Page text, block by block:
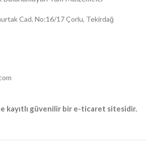
Cad. No:16/17 Çorlu, Tekirdağ
kayıtlı güvenilir bir e-ticaret sitesidir.